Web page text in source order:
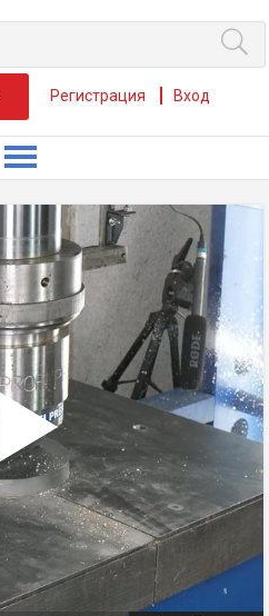
Регистрация Вход